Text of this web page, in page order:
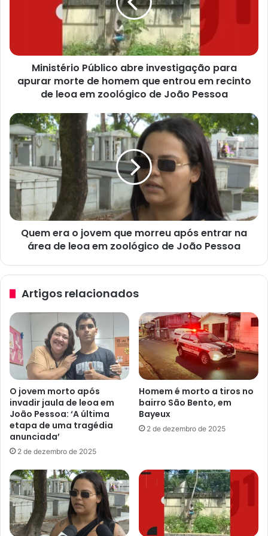
i
l
i
c
o
a
b
i
s
a
ç
ã
o
a
r
a
a
p
r
a
r
m
o
r
t
Ministério Público abre investigação para
apurar morte de homem que entrou em recinto
de leoa em zoológico de João Pessoa
Q
u
e
m
e
r
j
m
o
r
r
a
p
s
e
t
r
a
r
n
a
Quem era o jovem que morreu após entrar na
área de leoa em zoológico de João Pessoa
Artigos relacionados
O jovem morto após
invadir jaula de leoa em
João Pessoa: ‘A última
etapa de uma tragédia
anunciada’
2 de dezembro de 2025
Homem é morto a tiros no
bairro São Bento, em
Bayeux
2 de dezembro de 2025